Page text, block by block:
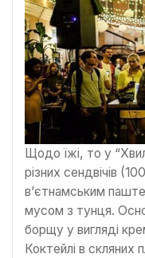
Щодо їжі, то у
різних сендвічів
в’єтнамським
мусом з тунця.
борщу у вигляді
Коктейлі в